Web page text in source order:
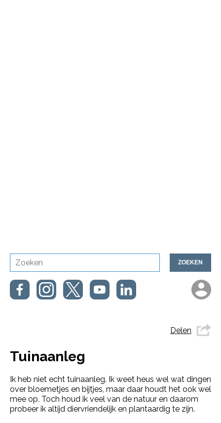
ZOEKEN
Delen
Tuinaanleg
Ik heb niet echt tuinaanleg. Ik weet heus wel wat dingen
over bloemetjes en bijtjes, maar daar houdt het ook wel
mee op. Toch houd ik veel van de natuur en daarom
probeer ik altijd diervriendelijk en plantaardig te zijn.